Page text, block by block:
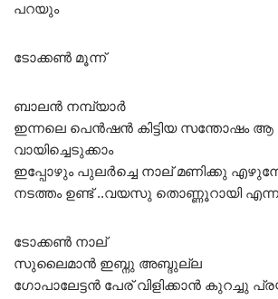
പറയും
ടോക്കൺ മൂന്ന്
ബാലൻ നമ്പ്യാർ
ഇന്നലെ പെൻഷൻ കിട്ടിയ സന്തോഷം
വായിച്ചെടുക്കാം
ഇപ്പോഴും പുലർച്ചെ നാല് മണിക്കു
നടത്തം ഉണ്ട് ..വയസു തൊണ്ണൂറായി
ടോക്കൺ നാല്
സുലൈമാൻ ഇബ്നു അബ്ദുല്ല
ഗോപാലേട്ടൻ പേര് വിളിക്കാൻ കുറച്ചു